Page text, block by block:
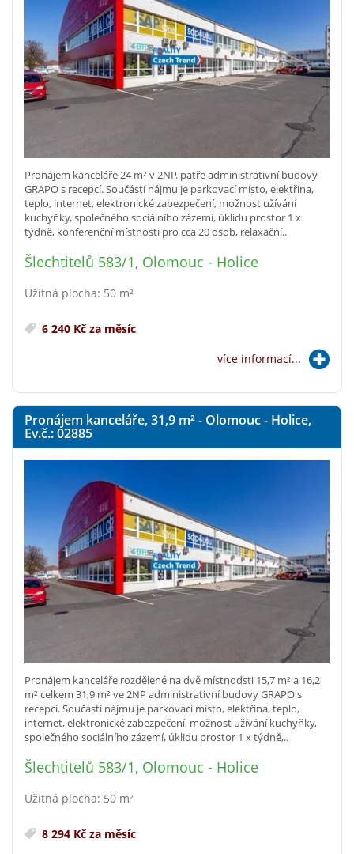
Pronájem kanceláře 24 m² v 2NP. patře administrativní budovy
GRAPO s recepcí. Součástí nájmu je parkovací místo, elektřina,
teplo, internet, elektronické zabezpečení, možnost užívání
kuchyňky, společného sociálního zázemí, úklidu prostor 1 x
týdně, konferenční místnosti pro cca 20 osob, relaxační..
Šlechtitelů 583/1, Olomouc - Holice
Užitná plocha: 50 m²
6 240 Kč za měsíc
více informací...
Pronájem kanceláře, 31,9 m²- Olomouc - Holice,
Ev.č.: 02885
Pronájem kanceláře rozdělené na dvě místnodsti 15,7 m² a 16,2
m² celkem 31,9 m² ve 2NP administrativní budovy GRAPO s
recepcí. Součástí nájmu je parkovací místo, elektřina, teplo,
internet, elektronické zabezpečení, možnost užívání kuchyňky,
společného sociálního zázemí, úklidu prostor 1 x týdně,..
Šlechtitelů 583/1, Olomouc - Holice
Užitná plocha: 50 m²
8 294 Kč za měsíc